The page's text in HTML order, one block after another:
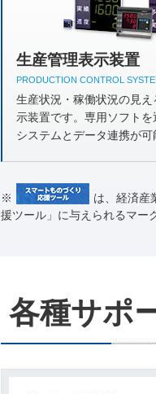
生産管理表示装置
PRODUCTION CONTROL
生産状況・稼働状況の見
示装置です。専用ソフト
システムとデータ連携が可
※
は、経済産
援ツール」に与えられるマー
各種サポ